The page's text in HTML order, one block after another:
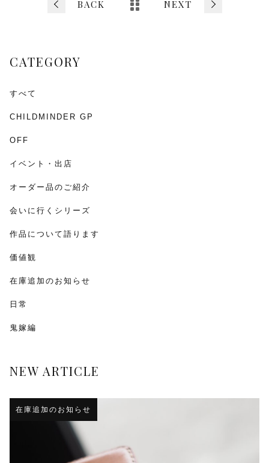
b
BACK NEXT
CATEGORY
すべて
CHILDMINDER GP
OFF
イベント・出店
オーダー品のご紹介
会いに行くシリーズ
作品について語ります
価値観
在庫追加のお知らせ
日常
鬼嫁編
NEW ARTICLE
在庫追加のお知らせ